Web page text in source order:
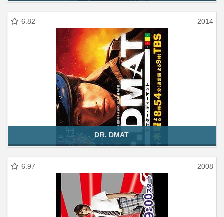
6.82 2014
DR. DMAT
6.97 2008